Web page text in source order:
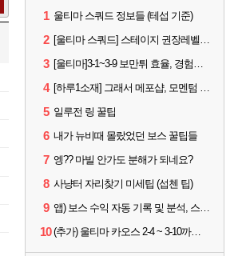
1 울티마 스쿼드 정보들 (테섭 기준)
2 [울티마 스쿼드] 스테이지 권장레벨, 잠재옵션표, 스킬퍼뎀, 장비 리스트 및 능력치 공유
3 [울티마]3-1~3-9 보만튀 효율, 경험치 공략 및 소소한 컨트롤 팁
4 [하루1소재] 그래서 메포샵, 모멘텀 효율 얼마나 좋음?
5 일루전 링 꿀팁
6 내가 뉴비때 몰랐었던 보스 꿀팁들
7 엥?? 마빌 안가도 분해가 되네요?
8 사냥터 자리찾기 미세팁 (섭첸 팁)
9 앱) 보스 수익 자동 기록 및 분석, 스케줄러 알림
10 (추가) 울티마 카오스 2-4 ~ 3-10까지 공략 스펙 및 팁 공유